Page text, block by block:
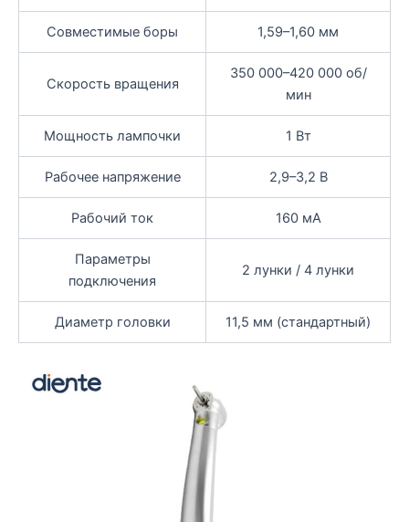
Совместимые боры 1,59–1,60 мм
Скорость вращения
350 000–420 000 об/
мин
Мощность лампочки 1 Вт
Рабочее напряжение 2,9–3,2 В
Рабочий ток 160 мА
Параметры
подключения
2 лунки / 4 лунки
Диаметр головки 11,5 мм (стандартный)